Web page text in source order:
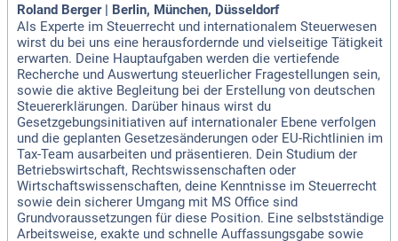
Roland Berger | Berlin, München, Düsseldorf
Als Experte im Steuerrecht und internationalem Steuerwesen
wirst du bei uns eine herausfordernde und vielseitige Tätigkeit
erwarten. Deine Hauptaufgaben werden die vertiefende
Recherche und Auswertung steuerlicher Fragestellungen sein,
sowie die aktive Begleitung bei der Erstellung von deutschen
Steuererklärungen. Darüber hinaus wirst du
Gesetzgebungsinitiativen auf internationaler Ebene verfolgen
und die geplanten Gesetzesänderungen oder EU-Richtlinien im
Tax-Team ausarbeiten und präsentieren. Dein Studium der
Betriebswirtschaft, Rechtswissenschaften oder
Wirtschaftswissenschaften, deine Kenntnisse im Steuerrecht
sowie dein sicherer Umgang mit MS Office sind
Grundvoraussetzungen für diese Position. Eine selbstständige
Arbeitsweise, exakte und schnelle Auffassungsgabe sowie